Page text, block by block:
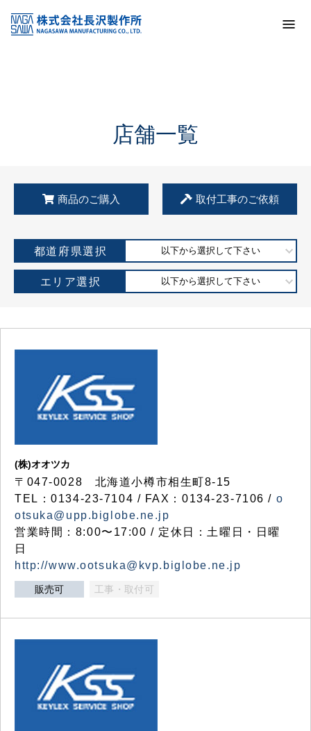
KSS加盟店・取扱店情報
店舗一覧
店舗一覧
商品のご購入 取付工事のご依頼
都道府県選択 以下から選択して下さい
エリア選択 以下から選択して下さい
(株)オオツカ
〒047-0028 北海道小樽市相生町8-15
TEL：0134-23-7104 / FAX：0134-23-7106 / o
otsuka@upp.biglobe.ne.jp
営業時間：8:00〜17:00 / 定休日：土曜日・日曜
日
http://www.ootsuka@kvp.biglobe.ne.jp
販売可 工事・取付可